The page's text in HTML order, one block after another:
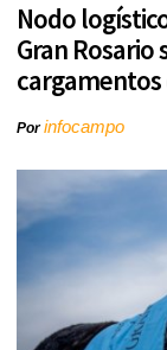
Nodo
Gran Rosario
cargamentos
Porinfocampo